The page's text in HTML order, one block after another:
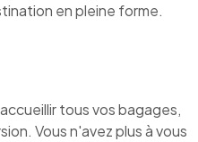
en pleine forme.
tous vos bagages,
Vous n'avez plus à vous